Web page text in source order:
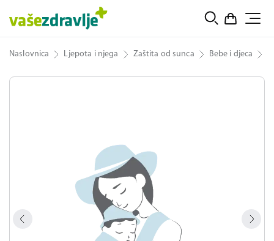
Naslovnica Ljepota i njega Zaštita od sunca Bebe i djeca